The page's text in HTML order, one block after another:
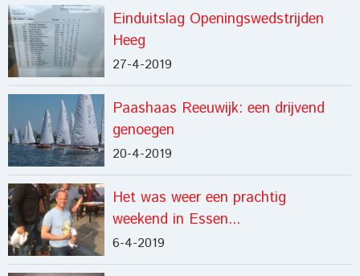
Einduitslag Openingswedstrijden
Heeg
27-4-2019
Paashaas Reeuwijk: een drijvend
genoegen
20-4-2019
Het was weer een prachtig
weekend in Essen...
6-4-2019